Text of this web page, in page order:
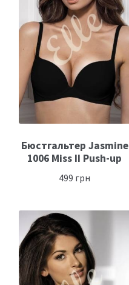
Бюстгальтер Jasmine
1006 Miss II Push-up
499 грн